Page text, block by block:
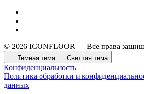
© 2026 ICONFLOOR — Все права
Темная тема Светлая тема
Конфиденциальность
Политика обработки и
данных